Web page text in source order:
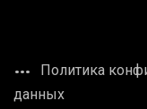
Политика
данных